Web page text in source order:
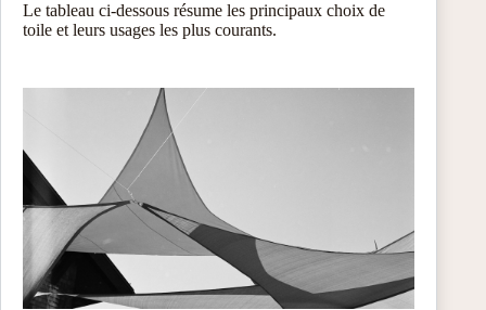
Le tableau ci-dessous résume les principaux choix de
toile et leurs usages les plus courants.